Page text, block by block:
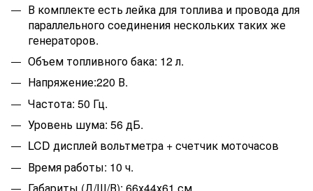
В комплекте есть лейка для топлива и провода для
параллельного соединения нескольких таких же
генераторов.
Объем топливного бака: 12 л.
Напряжение:220 В.
Частота: 50 Гц.
Уровень шума: 56 дБ.
LCD дисплей вольтметра + счетчик моточасов
Время работы: 10 ч.